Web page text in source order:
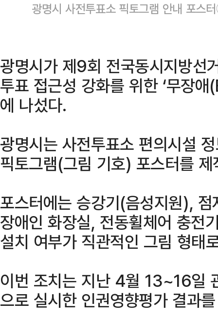
광명시 사전투표소 픽토그램 안내 포스
광명시가 제9회 전국동시지방선
투표 접근성 강화를 위한 ‘무장
에 나섰다.
광명시는 사전투표소 편의시설
픽토그램(그림 기호) 포스터를
포스터에는 승강기(음성지원),
장애인 화장실, 전동휠체어 충전
설치 여부가 직관적인 그림 형태
이번 조치는 지난 4월 13~16일
으로 실시한 인권영향평가 결과